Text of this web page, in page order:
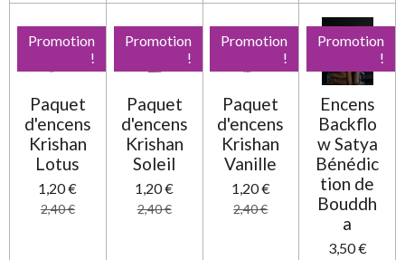
Promotion
!
Paquet
d'encens
Krishan
Lotus
1,20 €
2,40 €
Promotion
!
Paquet
d'encens
Krishan
Soleil
1,20 €
2,40 €
Promotion
!
Paquet
d'encens
Krishan
Vanille
1,20 €
2,40 €
Promotion
!
Encens
Backflo
w Satya
Bénédic
tion de
Bouddh
a
3,50 €